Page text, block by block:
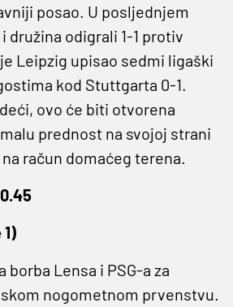
posao. U posljednjem
družina odigrali 1-1 protiv
Leipzig upisao sedmi ligaški
kod Stuttgarta 0-1.
ovo će biti otvorena
prednost na svojoj strani
račun domaćeg terena.
Lensa i PSG-a za
nogometnom prvenstvu.